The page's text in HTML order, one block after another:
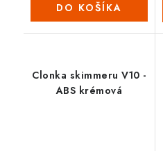
DO KOŠÍKA
Clonka skimmeru V10 -
ABS krémová